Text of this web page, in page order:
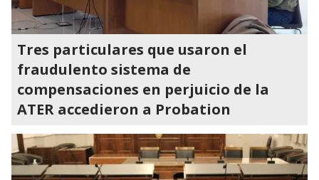
Tres particulares que usaron el
fraudulento sistema de
compensaciones en perjuicio de la
ATER accedieron a Probation